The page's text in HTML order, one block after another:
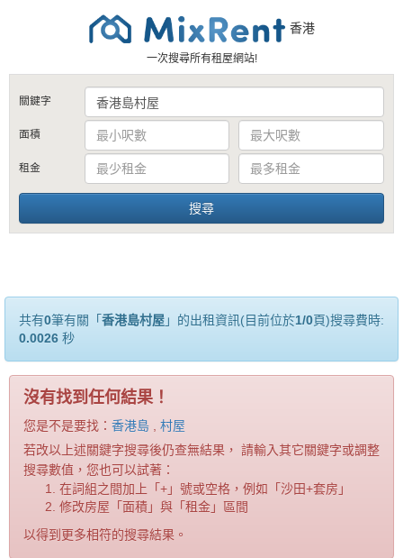
香港
一次搜尋所有租屋網站!
關鍵字
面積
租金
共有0筆有關「 香港島村屋」的出租資訊(目前位於1/0頁)搜尋費時:
0.0026 秒
沒有找到任何結果！
您是不是要找： 香港島 , 村屋
若改以上述關鍵字搜尋後仍查無結果， 請輸入其它關鍵字或調整
搜尋數值，您也可以試著：
在詞組之間加上「+」號或空格，例如「沙田+套房」
修改房屋「面積」與「租金」區間
以得到更多相符的搜尋結果。